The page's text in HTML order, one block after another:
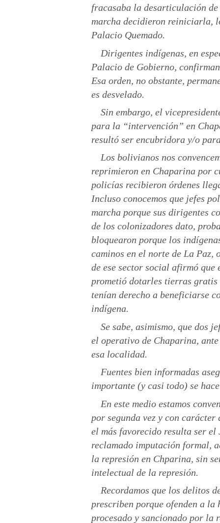
fracasaba la desarticulación
marcha decidieron reiniciarla,
Palacio Quemado.
Dirigentes indígenas, en
Palacio de Gobierno,
Esa orden, no obstante,
es desvelado.
Sin embargo, el
para la “intervención” en
resultó ser encubridora y/o
Los bolivianos nos
reprimieron en Chaparina por
policías recibieron órdenes
Incluso conocemos que jefes
marcha porque sus dirigentes
de los colonizadores dato,
bloquearon porque los
caminos en el norte de La Paz,
de ese sector social afirmó
prometió dotarles tierras gratis
tenían derecho a beneficiarse
indígena.
Se sabe, asimismo, que dos
el operativo de Chaparina,
esa localidad.
Fuentes bien informadas
importante (y casi todo) se
En este medio estamos
por segunda vez y con
el más favorecido resulta ser
reclamado imputación formal,
la represión en Chparina, sin
intelectual de la represión.
Recordamos que los delitos
prescriben porque ofenden a
procesado y sancionado por la